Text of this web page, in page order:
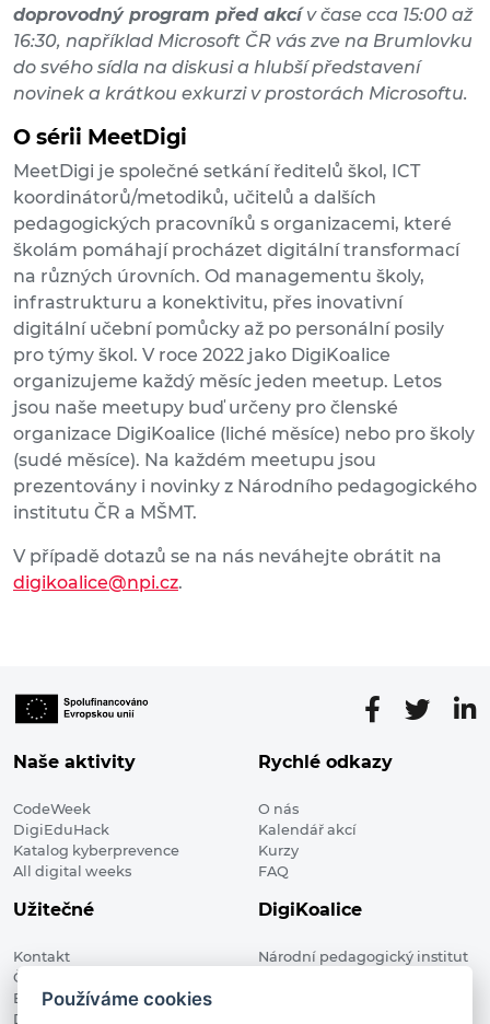
doprovodný program před akcív čase cca 15:00 až
16:30, například Microsoft ČR vás zve na Brumlovku
do svého sídla na diskusi a hlubší představení
novinek a krátkou exkurzi v prostorách Microsoftu.
O sérii MeetDigi
MeetDigi je společné setkání ředitelů škol, ICT
koordinátorů/metodiků, učitelů a dalších
pedagogických pracovníků s organizacemi, které
školám pomáhají procházet digitální transformací
na různých úrovních. Od managementu školy,
infrastrukturu a konektivitu, přes inovativní
digitální učební pomůcky až po personální posily
pro týmy škol. V roce 2022 jako DigiKoalice
organizujeme každý měsíc jeden meetup. Letos
jsou naše meetupy buď určeny pro členské
organizace DigiKoalice (liché měsíce) nebo pro školy
(sudé měsíce). Na každém meetupu jsou
prezentovány i novinky z Národního pedagogického
institutu ČR a MŠMT.
V případě dotazů se na nás neváhejte obrátit na
digikoalice@npi.cz.
Naše aktivity
CodeWeek
DigiEduHack
Katalog kyberprevence
All digital weeks
Rychlé odkazy
O nás
Kalendář akcí
Kurzy
FAQ
Užitečné
Kontakt
Členské organizace
Blog
Digitalizace ve vzdělávání
DigiKoalice
Národní pedagogický institut
Používáme cookies